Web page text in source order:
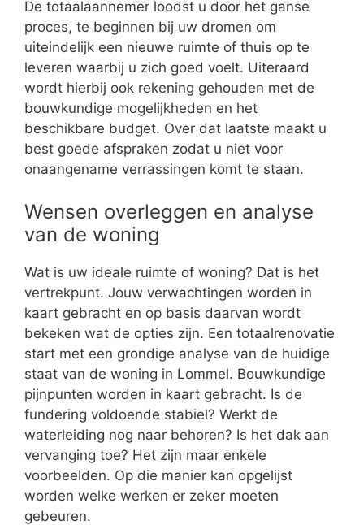
De totaalaannemer loodst u door het ganse
proces, te beginnen bij uw dromen om
uiteindelijk een nieuwe ruimte of thuis op te
leveren waarbij u zich goed voelt. Uiteraard
wordt hierbij ook rekening gehouden met de
bouwkundige mogelijkheden en het
beschikbare budget. Over dat laatste maakt u
best goede afspraken zodat u niet voor
onaangename verrassingen komt te staan.
Wensen overleggen en analyse
van de woning
Wat is uw ideale ruimte of woning? Dat is het
vertrekpunt. Jouw verwachtingen worden in
kaart gebracht en op basis daarvan wordt
bekeken wat de opties zijn. Een totaalrenovatie
start met een grondige analyse van de huidige
staat van de woning in Lommel. Bouwkundige
pijnpunten worden in kaart gebracht. Is de
fundering voldoende stabiel? Werkt de
waterleiding nog naar behoren? Is het dak aan
vervanging toe? Het zijn maar enkele
voorbeelden. Op die manier kan opgelijst
worden welke werken er zeker moeten
gebeuren.